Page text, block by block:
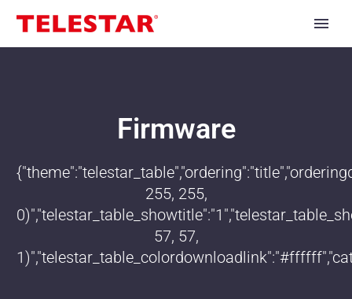
Firmware
255, 255,
57, 57,